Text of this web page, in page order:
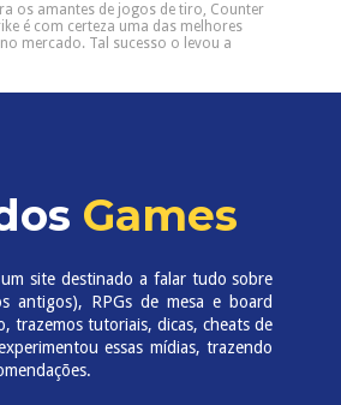
os amantes de jogos de tiro, Counter
é com certeza uma das melhores
mercado. Tal sucesso o levou a
Games
site destinado a falar tudo sobre
antigos), RPGs de mesa e board
trazemos tutoriais, dicas, cheats de
essas mídias, trazendo